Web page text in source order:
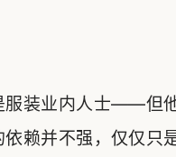
服装业内人士——但
赖并不强，仅仅只